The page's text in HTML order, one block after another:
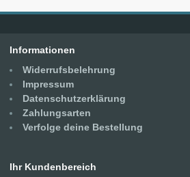
Informationen
Widerrufsbelehrung
Impressum
Datenschutzerklärung
Zahlungsarten
Verfolge deine Bestellung
Ihr Kundenbereich